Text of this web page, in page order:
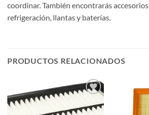
coordinar. También encontrarás
refrigeración, llantas y baterías.
PRODUCTOS RELACIONADOS
a la